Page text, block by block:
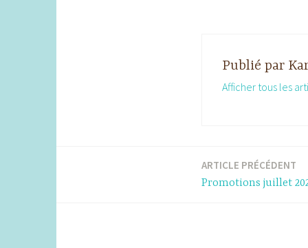
Publié par
Afficher tous les
ARTICLE PRÉCÉDENT
Promotions juillet